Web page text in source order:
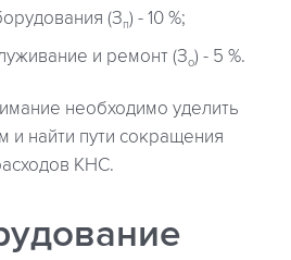
(Зп) - 10 %;
и ремонт (Зо) - 5 %.
необходимо уделить
и найти пути сокращения
КНС.